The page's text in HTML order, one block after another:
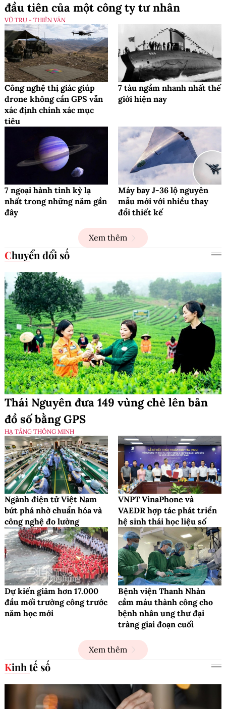
đầu tiên của một công ty tư nhân
VŨ TRỤ - THIÊN VĂN
Công nghệ thị giác giúp
drone không cần GPS vẫn
xác định chính xác mục
tiêu
7 tàu ngầm nhanh nhất thế
giới hiện nay
7 ngoại hành tinh kỳ lạ
nhất trong những năm gần
đây
Máy bay J-36 lộ nguyên
mẫu mới với nhiều thay
đổi thiết kế
Xem thêm
Chuyển đổi số
Thái Nguyên đưa 149 vùng chè lên bản
đồ số bằng GPS
HẠ TẦNG THÔNG MINH
Ngành điện tử Việt Nam
bứt phá nhờ chuẩn hóa và
công nghệ đo lường
VNPT VinaPhone và
VAEDR hợp tác phát triển
hệ sinh thái học liệu số
Dự kiến giảm hơn 17.000
đầu mối trường công trước
năm học mới
Bệnh viện Thanh Nhàn
cầm máu thành công cho
bệnh nhân ung thư đại
tràng giai đoạn cuối
Xem thêm
Kinh tế số